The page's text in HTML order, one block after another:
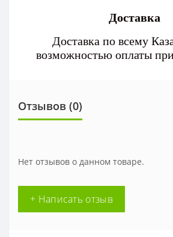
Доставка
Доставка по всему
возможностью оплаты
Отзывов (0)
Нет отзывов о данном товаре.
+ Написать отзыв